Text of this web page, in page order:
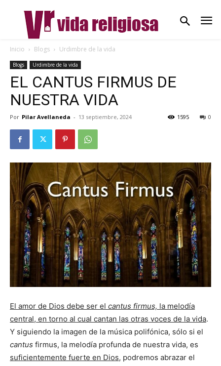
Inicio Blogs Urdimbre de la vida
Blogs Urdimbre de la vida
EL CANTUS FIRMUS DE
NUESTRA VIDA
Por Pilar Avellaneda - 13 septiembre, 2024 0
1595
El amor de Dios debe ser el cantus firmus, la melodía
central, en torno al cual cantan las otras voces de la vida.
Y siguiendo la imagen de la música polifónica, sólo si el
cantus firmus, la melodía profunda de nuestra vida, es
suficientemente fuerte en Dios, podremos abrazar el